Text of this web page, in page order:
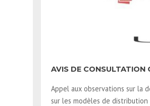
AVIS DE CONSULTATION
Appel aux observations sur la
sur les modèles de